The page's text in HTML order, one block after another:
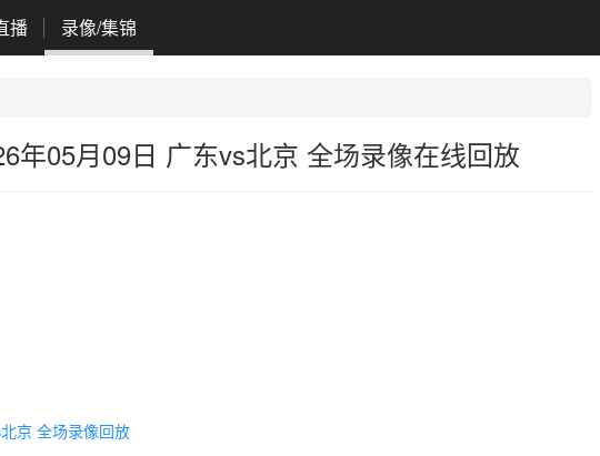
播 录像/集锦
年05月09日 广东vs北京 全场录像在线回放
京 全场录像回放